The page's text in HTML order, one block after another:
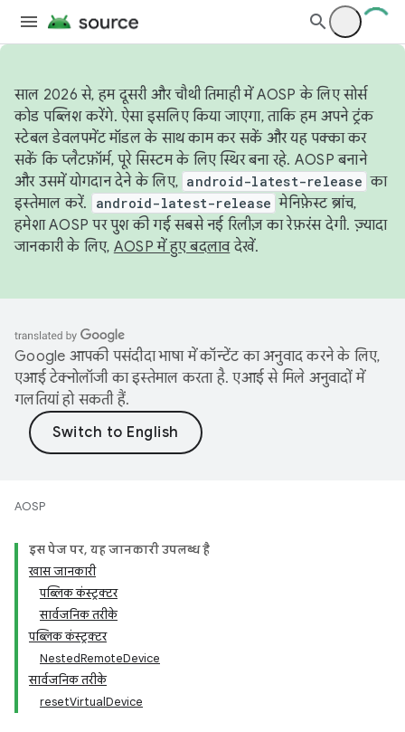
साल 2026 से, हम दूसरी और चौथी तिमाही में AOSP के लिए सोर्स
कोड पब्लिश करेंगे. ऐसा इसलिए किया जाएगा, ताकि हम अपने ट्रंक
स्टेबल डेवलपमेंट मॉडल के साथ काम कर सकें और यह पक्का कर
सकें कि प्लैटफ़ॉर्म, पूरे सिस्टम के लिए स्थिर बना रहे. AOSP बनाने
और उसमें योगदान देने के लिए, android-latest-release का
इस्तेमाल करें.
android-latest-release मेनिफ़ेस्ट ब्रांच,
हमेशा AOSP पर पुश की गई सबसे नई रिलीज़ का रेफ़रंस देगी. ज़्यादा
जानकारी के लिए, AOSP में हुए बदलावदेखें.
Google आपकी पसंदीदा भाषा में कॉन्टेंट का अनुवाद करने के लिए,
एआई टेक्नोलॉजी का इस्तेमाल करता है. एआई से मिले अनुवादों में
गलतियां हो सकती हैं.
AOSP
इस पेज पर, यह जानकारी उपलब्ध है
खास जानकारी
पब्लिक कंस्ट्रक्टर
सार्वजनिक तरीके
पब्लिक कंस्ट्रक्टर
NestedRemoteDevice
सार्वजनिक तरीके
resetVirtualDevice